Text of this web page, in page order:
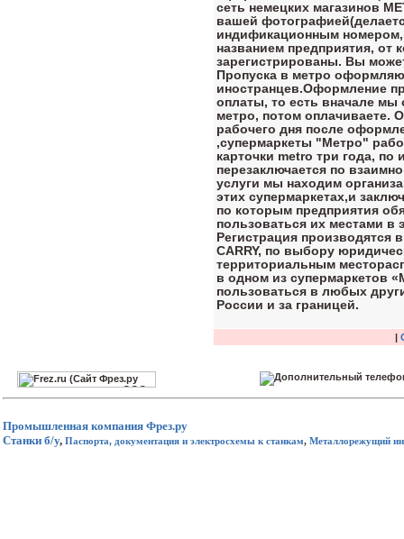
сеть немецких магазинов
вашей
индификационным
названием предприятия, от
зарегистрированы. Вы
Пропуска в метро
иностранцев.Оформление
оплаты, то есть вначале
метро, потом оплачиваете.
рабочего дня после
,супермаркеты "Метро"
карточки metro три года, по
перезаключается по
услуги мы находим
этих супермаркетах,и
по которым предприятия
пользоваться их местами в
Регистрация производятся
CARRY, по выбору
территориальным
в одном из супермаркетов
пользоваться в любых
России и за границей.
|
Промышленная компания Фрез.ру
Станки б/у, Паспорта, документация и электросхемы к станкам, Металлорежущий